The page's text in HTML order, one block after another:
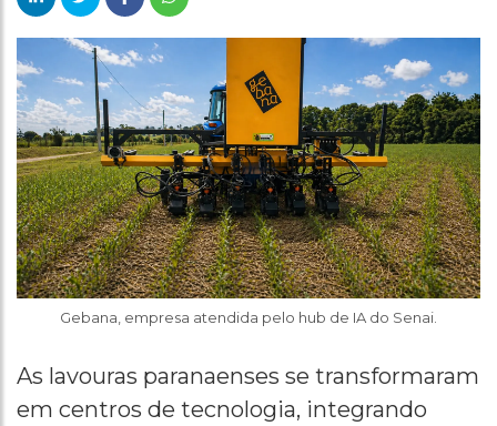
Gebana, empresa atendida pelo hub de IA do Senai.
As lavouras paranaenses se transformaram
em centros de tecnologia, integrando